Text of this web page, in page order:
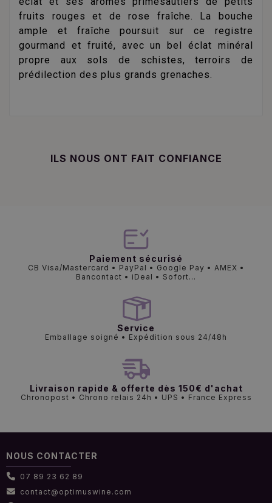
fruits rouges et de rose fraîche. La bouche
ample et fraîche poursuit sur ce registre
gourmand et fruité, avec un bel éclat minéral
propre aux sols de schistes, terroirs de
prédilection des plus grands grenaches.
ILS NOUS ONT FAIT CONFIANCE
Paiement sécurisé
CB Visa/Mastercard • PayPal • Google Pay • AMEX •
Bancontact • iDeal • Sofort...
Service
Emballage soigné • Expédition sous 24/48h
Livraison rapide & offerte dès 150€ d'achat
Chronopost • Chrono relais 24h • UPS • France Express
NOUS CONTACTER
07 89 23 62 89
contact@optimuswine.com